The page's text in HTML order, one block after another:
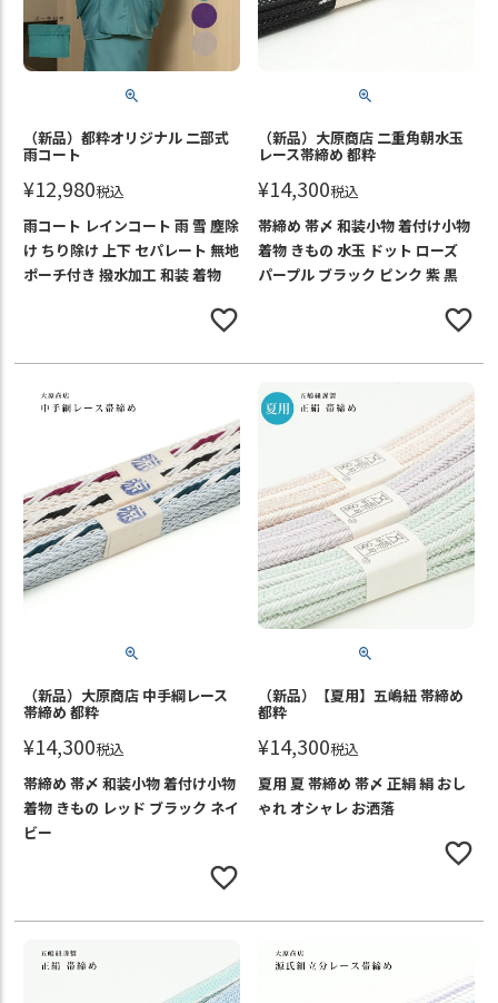
（新品）都粋オリジナル 二部式
雨コート
¥12,980税込
雨コート レインコート 雨 雪 塵除
け ちり除け 上下 セパレート 無地
ポーチ付き 撥水加工 和装 着物
（新品）大原商店 二重角朝水玉
レース帯締め 都粋
¥14,300税込
帯締め 帯〆 和装小物 着付け小物
着物 きもの 水玉 ドット ローズ
パープル ブラック ピンク 紫 黒
（新品）大原商店 中手綱レース
帯締め 都粋
¥14,300税込
帯締め 帯〆 和装小物 着付け小物
着物 きもの レッド ブラック ネイ
ビー
（新品）【夏用】五嶋紐 帯締め
都粋
¥14,300税込
夏用 夏 帯締め 帯〆 正絹 絹 おし
ゃれ オシャレ お洒落